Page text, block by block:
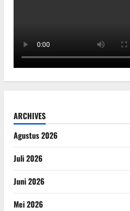
ARCHIVES
Agustus 2026
Juli 2026
Juni 2026
Mei 2026